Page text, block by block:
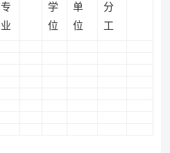
专
业
学
位
单
位
分
工